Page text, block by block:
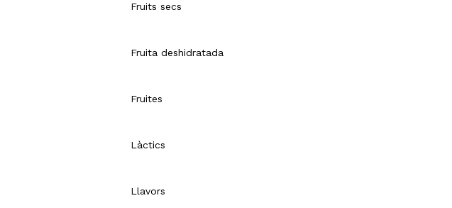
Fruits secs
Fruita deshidratada
Fruites
Làctics
Llavors